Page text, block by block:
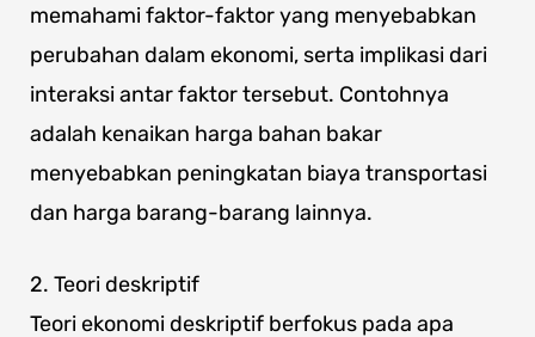
memahami faktor-faktor yang menyebabkan
perubahan dalam ekonomi, serta implikasi dari
interaksi antar faktor tersebut. Contohnya
adalah kenaikan harga bahan bakar
menyebabkan peningkatan biaya transportasi
dan harga barang-barang lainnya.
2. Teori deskriptif
Teori ekonomi deskriptif berfokus pada apa